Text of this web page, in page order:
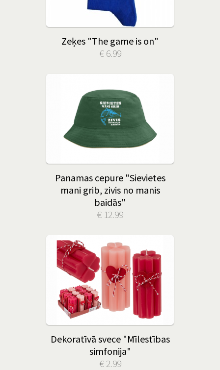
Zeķes "The game is on"
€ 6.99
Panamas cepure "Sievietes
mani grib, zivis no manis
baidās"
€ 12.99
Dekoratīvā svece "Mīlestības
simfonija"
€ 2.99